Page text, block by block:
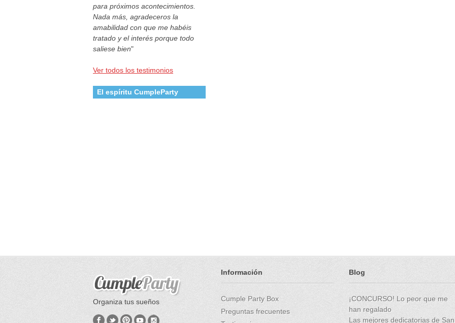
para próximos acontecimientos.
Nada más, agradeceros la
amabilidad con que me habéis
tratado y el interés porque todo
saliese bien"
Ver todos los testimonios
El espíritu CumpleParty
Organiza tus sueños
Información
Cumple Party Box
Preguntas frecuentes
Blog
¡CONCURSO! Lo peor que me
han regalado
Las mejores dedicatorias de San